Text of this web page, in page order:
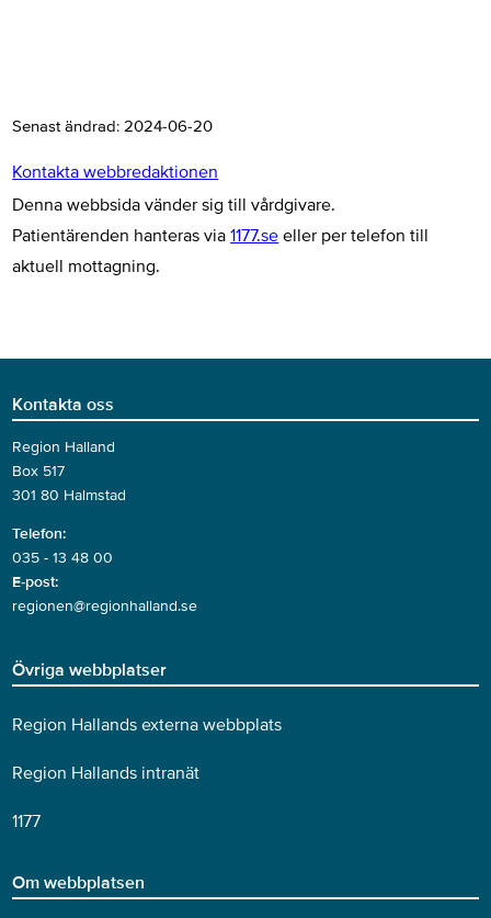
Senast ändrad:2024-06-20
Kontakta webbredaktionen
Denna webbsida vänder sig till vårdgivare.
Patientärenden hanteras via1177.se eller per telefon till
aktuell mottagning.
Kontakta oss
Region Halland
Box 517
301 80 Halmstad
Telefon:
035 - 13 48 00
E-post:
regionen@regionhalland.se
Övriga webbplatser
Region Hallands externa webbplats
Region Hallands intranät
1177
Om webbplatsen